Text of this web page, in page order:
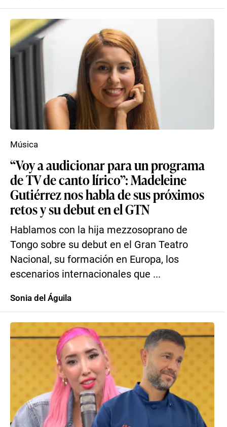
“Voy a audicionar para un programa
de TV de canto lírico”: Madeleine
Gutiérrez nos habla de sus próximos
retos y su debut en el GTN
Hablamos con la hija mezzosoprano de
Tongo sobre su debut en el Gran Teatro
Nacional, su formación en Europa, los
escenarios internacionales que ...
Música
Sonia del Águila